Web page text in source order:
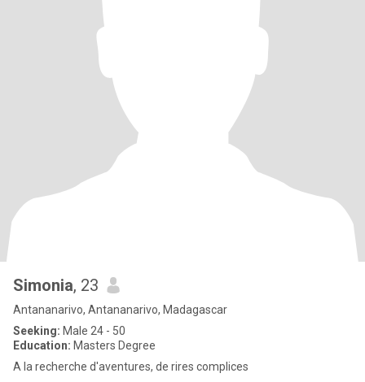
Simonia, 23
Antananarivo, Antananarivo, Madagascar
Seeking: Male 24 - 50
Education: Masters Degree
A la recherche d'aventures, de rires complices